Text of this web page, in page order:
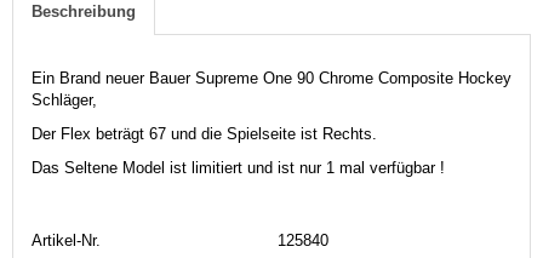
Beschreibung
Ein Brand neuer Bauer Supreme One 90 Chrome Composite Hockey
Schläger,
Der Flex beträgt 67 und die Spielseite ist Rechts.
Das Seltene Model ist limitiert und ist nur 1 mal verfügbar !
Artikel-Nr.
125840